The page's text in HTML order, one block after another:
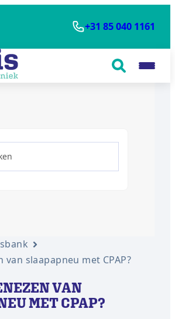
+31 85 040 1161
van slaapapneu met CPAP?
VAN
MET CPAP?